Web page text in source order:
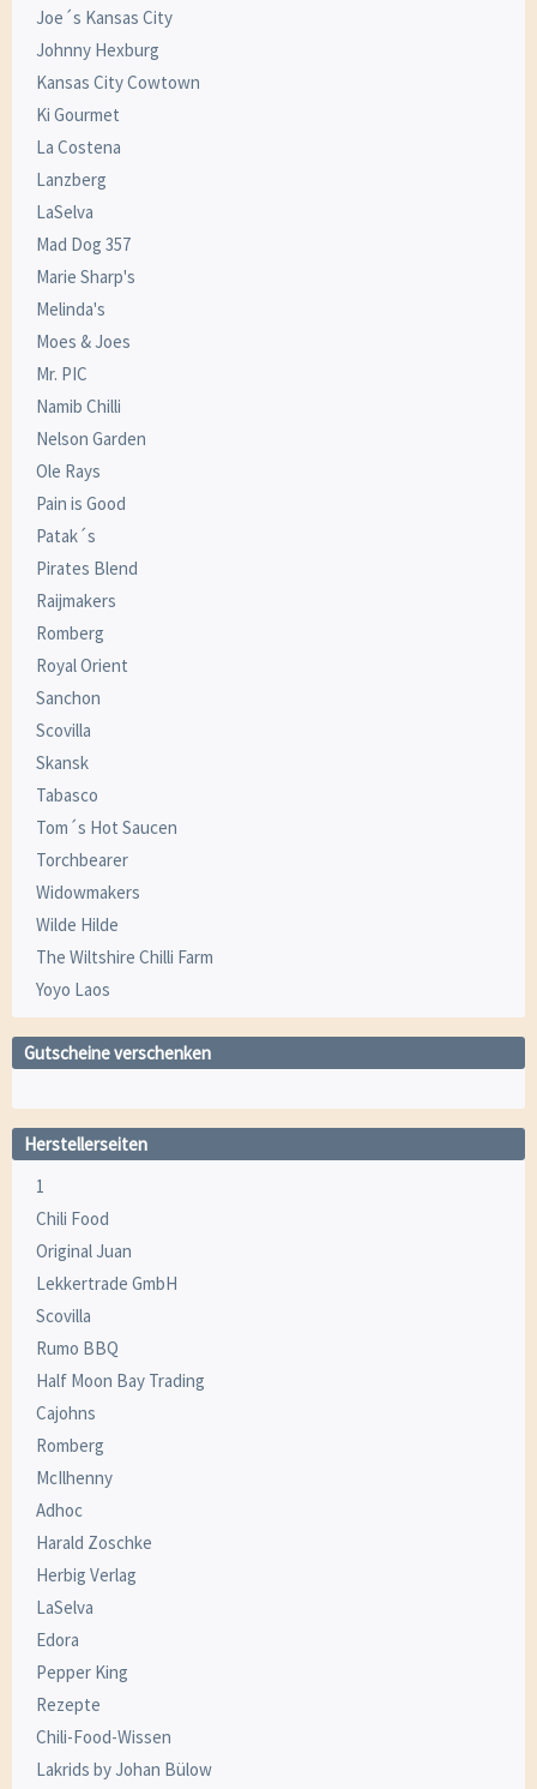
Joe´s Kansas City
Johnny Hexburg
Kansas City Cowtown
Ki Gourmet
La Costena
Lanzberg
LaSelva
Mad Dog 357
Marie Sharp's
Melinda's
Moes & Joes
Mr. PIC
Namib Chilli
Nelson Garden
Ole Rays
Pain is Good
Patak´s
Pirates Blend
Raijmakers
Romberg
Royal Orient
Sanchon
Scovilla
Skansk
Tabasco
Tom´s Hot Saucen
Torchbearer
Widowmakers
Wilde Hilde
The Wiltshire Chilli Farm
Yoyo Laos
Gutscheine verschenken
Herstellerseiten
1
Chili Food
Original Juan
Lekkertrade GmbH
Scovilla
Rumo BBQ
Half Moon Bay Trading
Cajohns
Romberg
McIlhenny
Adhoc
Harald Zoschke
Herbig Verlag
LaSelva
Edora
Pepper King
Rezepte
Chili-Food-Wissen
Lakrids by Johan Bülow